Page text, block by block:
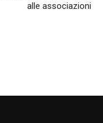
alle associazioni